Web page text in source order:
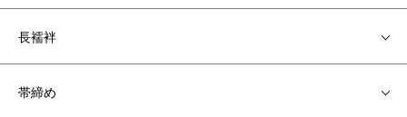
長襦袢
帯締め